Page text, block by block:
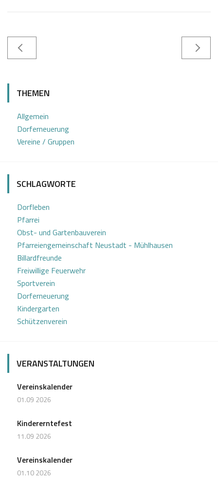
7
6
o
t
THEMEN
Allgemein
Dorferneuerung
Vereine / Gruppen
SCHLAGWORTE
Dorfleben
Pfarrei
Obst- und Gartenbauverein
Pfarreiengemeinschaft Neustadt - Mühlhausen
Billardfreunde
Freiwillige Feuerwehr
Sportverein
Dorferneuerung
Kindergarten
Schützenverein
VERANSTALTUNGEN
Vereinskalender
01.09 2026
Kindererntefest
11.09 2026
Vereinskalender
01.10 2026